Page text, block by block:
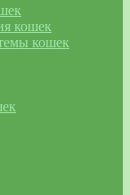
кошек
кошек